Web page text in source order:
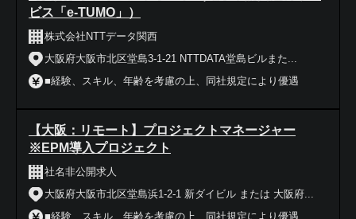
ビス「e-TUMO」）
株式会社NTTデータ関西
大阪府大阪市北区堂島3-1-21 NTTDATA堂島ビルまた...
■経験、スキル、年齢を考慮の上、同社規定により優遇
【大阪：リモート】プロジェクトマネージャー
※EPM導入プロジェクト
社名非公開求人
大阪府大阪市北区堂島浜1-2-1 新ダイビル または 大阪府...
■経験、スキル、年齢を考慮の上、同社規定により優遇